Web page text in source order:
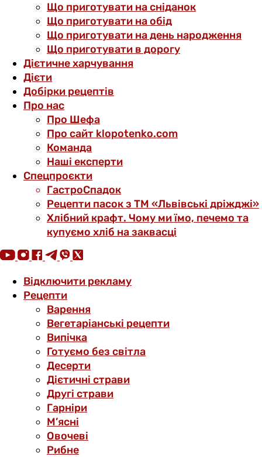
Що приготувати на сніданок
Що приготувати на обід
Що приготувати на день народження
Що приготувати в дорогу
Дієтичне харчування
Дієти
Добірки рецептів
Про нас
Про Шефа
Про сайт klopotenko.com
Команда
Наші експерти
Спецпроєкти
ГастроСпадок
Рецепти пасок з ТМ «Львівські дріжджі»
Хлібний крафт. Чому ми їмо, печемо та
купуємо хліб на заквасці
Відключити рекламу
Рецепти
Варення
Вегетаріанські рецепти
Випічка
Готуємо без світла
Десерти
Дієтичні страви
Другі страви
Гарніри
М’ясні
Овочеві
Рибне